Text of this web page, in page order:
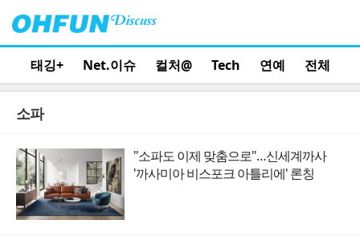
태깅+ Net.이슈 컬처@ Tech 연예 전체
소파
"소파도 이제 맞춤으로"…신세계까사
'까사미아 비스포크 아틀리에' 론칭